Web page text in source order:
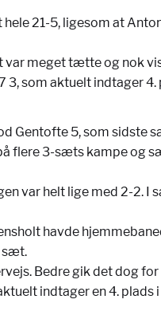
21-5, ligesom at
meget tætte og nok
som aktuelt indtager
Gentofte 5, som sidste
3-sæts kampe og
var helt lige med 2-2.
havde
sæt.
Bedre gik det dog
indtager en 4. plads i